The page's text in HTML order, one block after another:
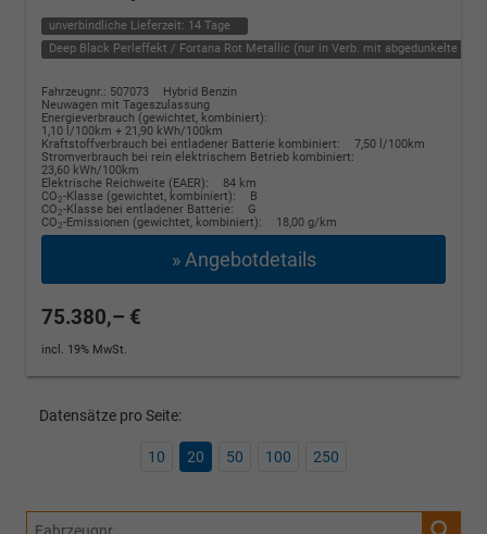
unverbindliche Lieferzeit: 14 Tage
Deep Black Perleffekt / Fortana Rot Metallic (nur in Verb. mit abgedunkelte
Fahrzeugnr.: 507073
Hybrid Benzin
Neuwagen mit Tageszulassung
Energieverbrauch (gewichtet, kombiniert):
1,10 l/100km + 21,90 kWh/100km
Kraftstoffverbrauch bei entladener Batterie kombiniert:
7,50 l/100km
Stromverbrauch bei rein elektrischem Betrieb kombiniert:
23,60 kWh/100km
Elektrische Reichweite (EAER):
84 km
CO2-Klasse (gewichtet, kombiniert):
B
CO2-Klasse bei entladener Batterie:
G
CO2-Emissionen (gewichtet, kombiniert): 18,00 g/km
» Angebotdetails
75.380,– €
incl. 19% MwSt.
Datensätze pro Seite:
10 20 50 100 250
Fahrzeugnr.